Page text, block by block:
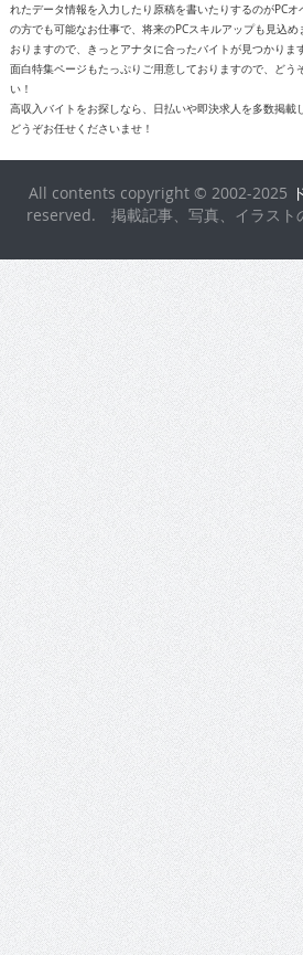
れたデータ情報を入力したり原稿を書いたりするのがPC
の方でも可能なお仕事で、将来のPCスキルアップも見込
おりますので、きっとアナタに合ったバイトが見つかります
面白特集ページもたっぷりご用意しておりますので、どう
い！
高収入バイトをお探しなら、日払いや即決求人を多数掲載
どうぞお任せくださいませ！
All contents copyright © 2002-2025
reserved. 掲載記事、写真、イラスト